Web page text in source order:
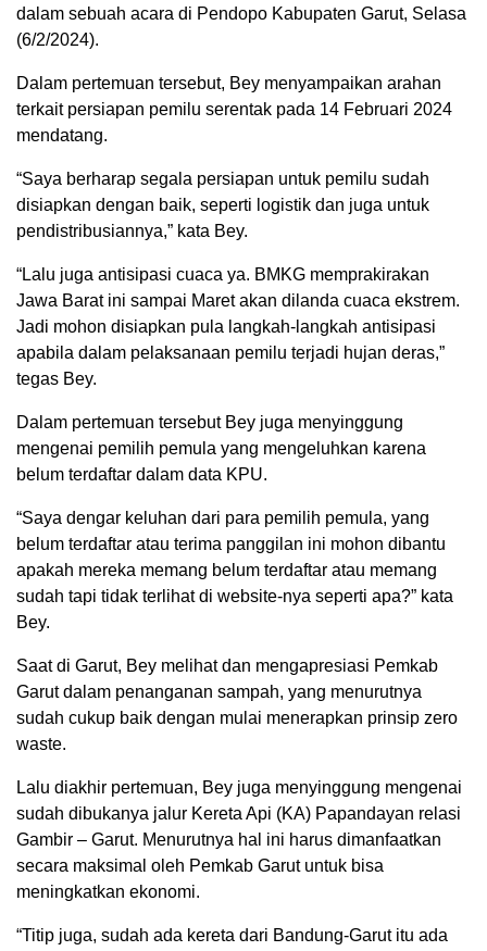
dalam sebuah acara di Pendopo Kabupaten Garut, Selasa
(6/2/2024).
Dalam pertemuan tersebut, Bey menyampaikan arahan
terkait persiapan pemilu serentak pada 14 Februari 2024
mendatang.
“Saya berharap segala persiapan untuk pemilu sudah
disiapkan dengan baik, seperti logistik dan juga untuk
pendistribusiannya,” kata Bey.
“Lalu juga antisipasi cuaca ya. BMKG memprakirakan
Jawa Barat ini sampai Maret akan dilanda cuaca ekstrem.
Jadi mohon disiapkan pula langkah-langkah antisipasi
apabila dalam pelaksanaan pemilu terjadi hujan deras,”
tegas Bey.
Dalam pertemuan tersebut Bey juga menyinggung
mengenai pemilih pemula yang mengeluhkan karena
belum terdaftar dalam data KPU.
“Saya dengar keluhan dari para pemilih pemula, yang
belum terdaftar atau terima panggilan ini mohon dibantu
apakah mereka memang belum terdaftar atau memang
sudah tapi tidak terlihat di website-nya seperti apa?” kata
Bey.
Saat di Garut, Bey melihat dan mengapresiasi Pemkab
Garut dalam penanganan sampah, yang menurutnya
sudah cukup baik dengan mulai menerapkan prinsip zero
waste.
Lalu diakhir pertemuan, Bey juga menyinggung mengenai
sudah dibukanya jalur Kereta Api (KA) Papandayan relasi
Gambir – Garut. Menurutnya hal ini harus dimanfaatkan
secara maksimal oleh Pemkab Garut untuk bisa
meningkatkan ekonomi.
“Titip juga, sudah ada kereta dari Bandung-Garut itu ada